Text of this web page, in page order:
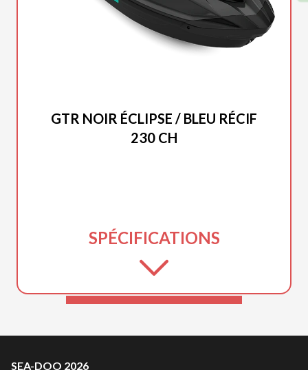
GTR NOIR ÉCLIPSE / BLEU RÉCIF
230 CH
SPÉCIFICATIONS
SEA-DOO 2026